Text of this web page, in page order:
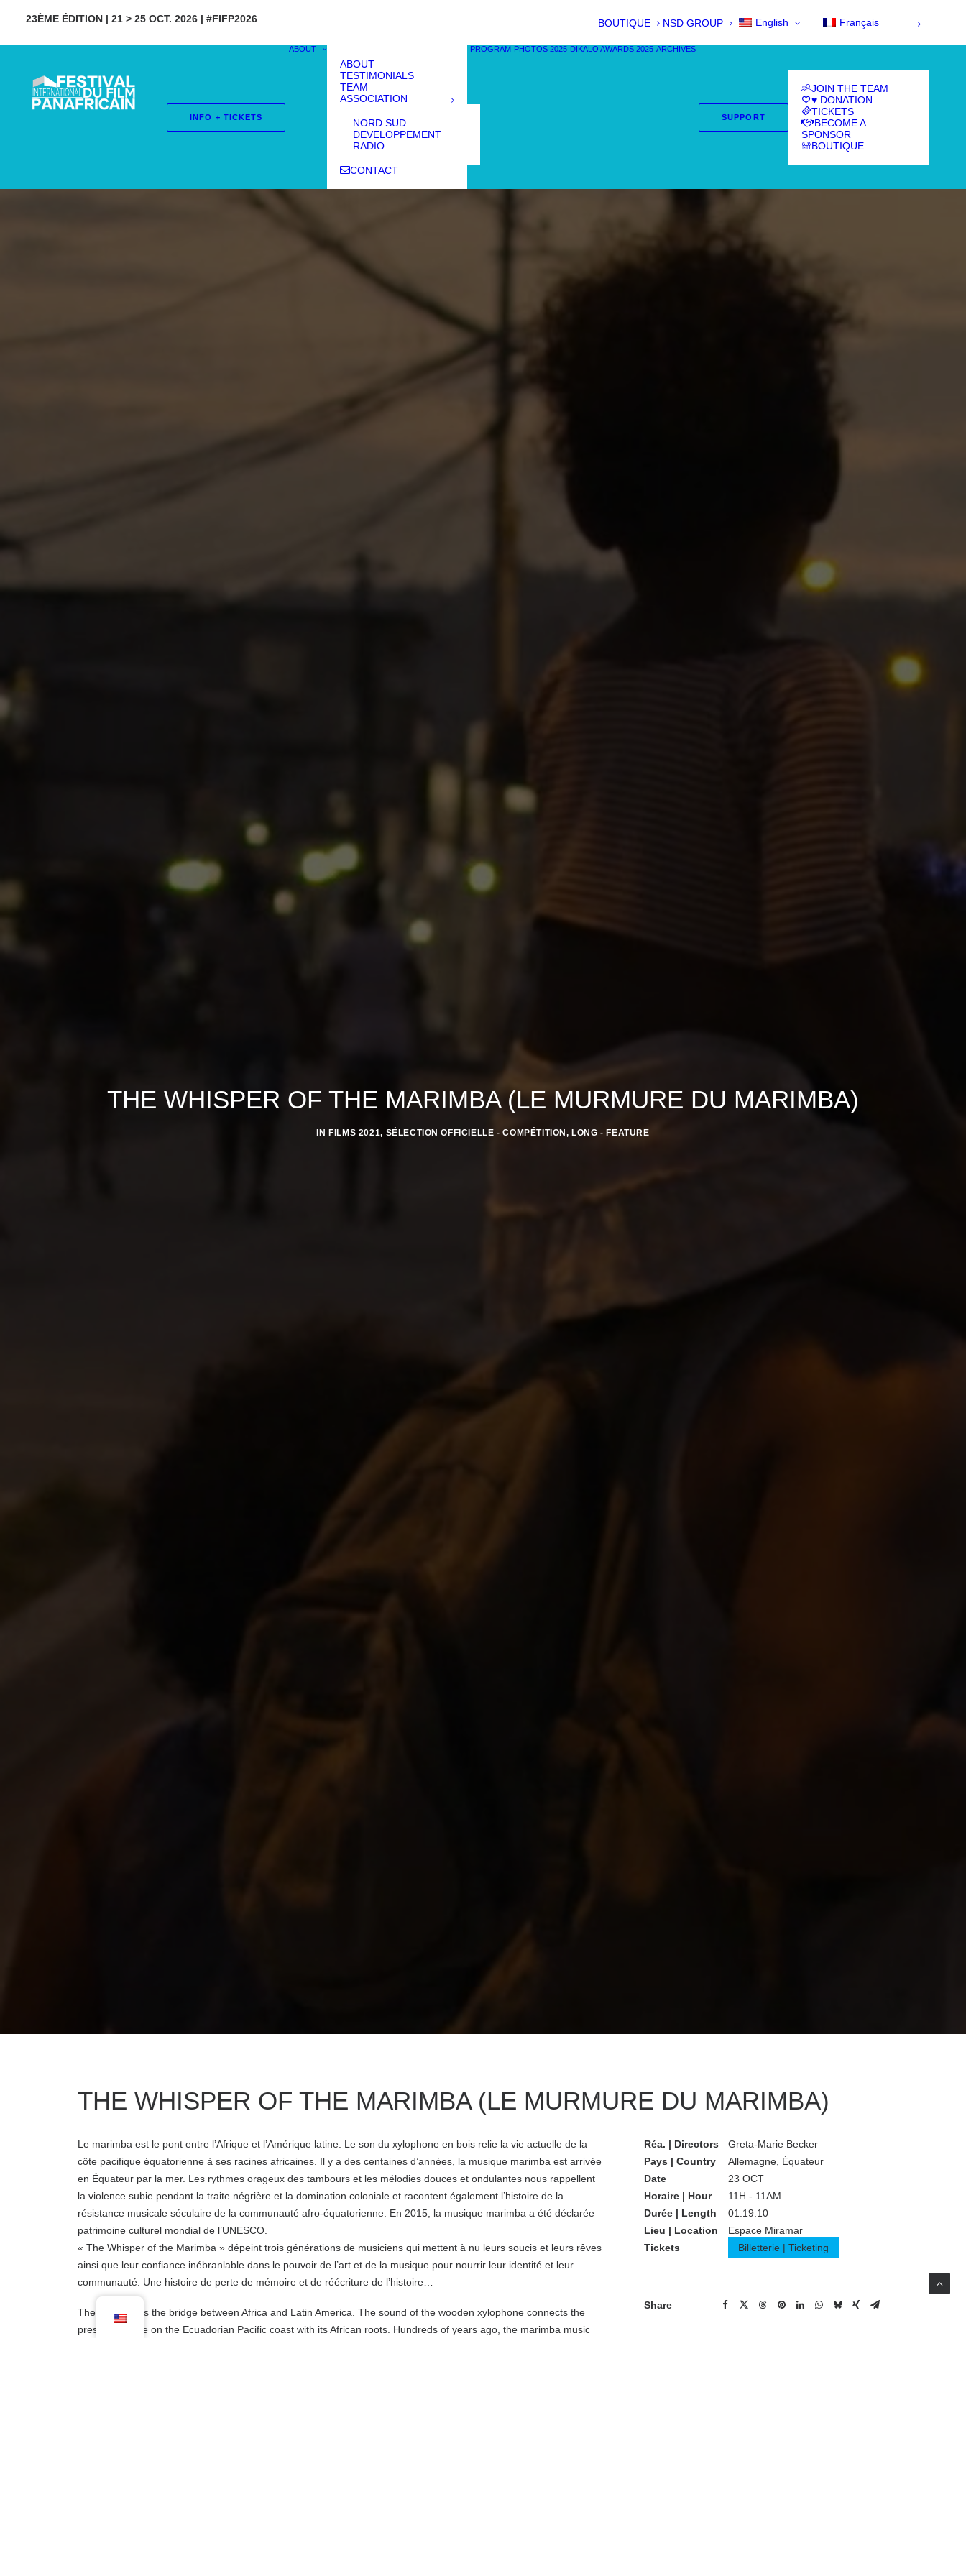
23ÈME ÉDITION | 21 > 25 OCT. 2026 | #FIFP2026 BOUTIQUE NSD GROUP English Français
INFO + TICKETS
ABOUT
ABOUT
TESTIMONIALS
TEAM
ASSOCIATION
NORD SUD
DEVELOPPEMENT
RADIO
CONTACT
PROGRAM PHOTOS 2025 DIKALO AWARDS 2025 ARCHIVES
SUPPORT
JOIN THE TEAM
♥ DONATION
TICKETS
BECOME A
SPONSOR
BOUTIQUE
THE WHISPER OF THE MARIMBA (LE MURMURE DU MARIMBA)
IN FILMS 2021, SÉLECTION OFFICIELLE - COMPÉTITION , LONG - FEATURE
THE WHISPER OF THE MARIMBA (LE MURMURE DU MARIMBA)
Le marimba est le pont entre l’Afrique et l’Amérique latine. Le son du xylophone en bois relie la vie actuelle de la
côte pacifique équatorienne à ses racines africaines. Il y a des centaines d’années, la musique marimba est arrivée
en Équateur par la mer. Les rythmes orageux des tambours et les mélodies douces et ondulantes nous rappellent
la violence subie pendant la traite négrière et la domination coloniale et racontent également l’histoire de la
résistance musicale séculaire de la communauté afro-équatorienne. En 2015, la musique marimba a été déclarée
patrimoine culturel mondial de l’UNESCO.
« The Whisper of the Marimba » dépeint trois générations de musiciens qui mettent à nu leurs soucis et leurs rêves
ainsi que leur confiance inébranlable dans le pouvoir de l’art et de la musique pour nourrir leur identité et leur
communauté. Une histoire de perte de mémoire et de réécriture de l’histoire…
The marimba is the bridge between Africa and Latin America. The sound of the wooden xylophone connects the
present-day life on the Ecuadorian Pacific coast with its African roots. Hundreds of years ago, the marimba music
Réa. | Directors
Greta-Marie Becker
Pays | Country
Allemagne, Équateur
Date
23 OCT
Horaire | Hour
11H - 11AM
Durée | Length
01:19:10
Lieu | Location
Espace Miramar
Tickets
Billetterie | Ticketing
Share